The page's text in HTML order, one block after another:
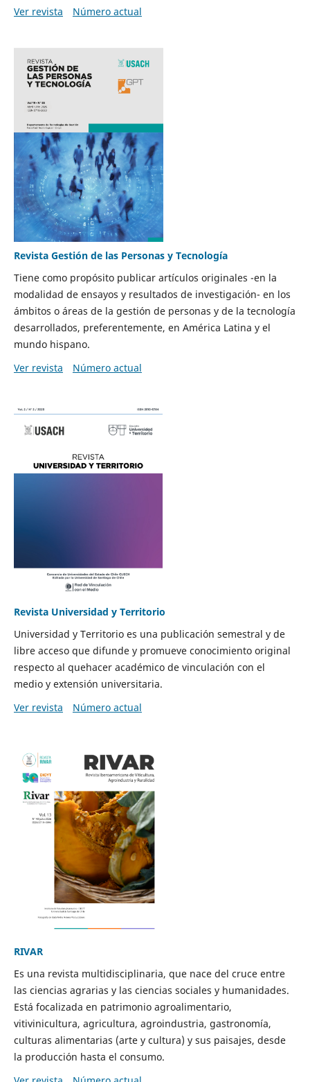
Ver revista
Número actual
Revista Gestión de las Personas y Tecnología
Tiene como propósito publicar artículos originales -en la
modalidad de ensayos y resultados de investigación- en los
ámbitos o áreas de la gestión de personas y de la tecnología
desarrollados, preferentemente, en América Latina y el
mundo hispano.
Ver revista
Número actual
Revista Universidad y Territorio
Universidad y Territorio es una publicación semestral y de
libre acceso que difunde y promueve conocimiento original
respecto al quehacer académico de vinculación con el
medio y extensión universitaria.
Ver revista
Número actual
RIVAR
Es una revista multidisciplinaria, que nace del cruce entre
las ciencias agrarias y las ciencias sociales y humanidades.
Está focalizada en patrimonio agroalimentario,
vitivinicultura, agricultura, agroindustria, gastronomía,
culturas alimentarias (arte y cultura) y sus paisajes, desde
la producción hasta el consumo.